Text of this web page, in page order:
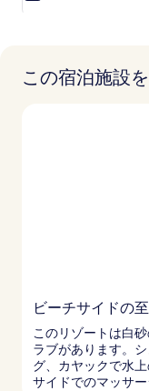
この宿泊施設
ビーチサイドの
このリゾートは白
ラブがあります。
グ、カヤックで水
サイドでのマッサー